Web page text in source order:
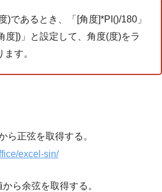
)であるとき、「[角度]*PI()/180」
度])」と設定して、角度(度)をラ
す。
ら正弦を取得する。
excel-sin/
ら余弦を取得する。